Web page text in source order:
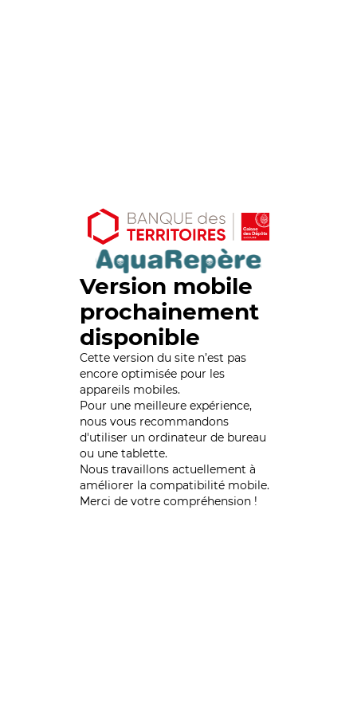
Version mobile
prochainement
disponible
Cette version du site n’est pas
encore optimisée pour les
appareils mobiles.
Pour une meilleure expérience,
nous vous recommandons
d'utiliser un ordinateur de bureau
ou une tablette.
Nous travaillons actuellement à
améliorer la compatibilité mobile.
Merci de votre compréhension !